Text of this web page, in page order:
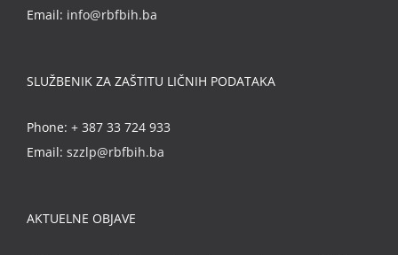
Email: info@rbfbih.ba
SLUŽBENIK ZA ZAŠTITU LIČNIH PODATAKA
Phone: + 387 33 724 933
Email: szzlp@rbfbih.ba
AKTUELNE OBJAVE